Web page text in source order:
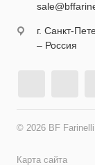
г. Санкт-
– Россия
© 2026 BF Farinelli
Карта сайта